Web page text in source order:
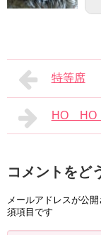
特等席
HO
コメントをど
メールアドレスが公
須項目です